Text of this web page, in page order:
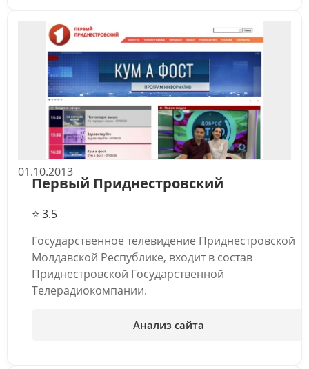
01.10.2013
Первый Приднестровский
⭐ 3.5
Государственное телевидение Приднестровской
Молдавской Республике, входит в состав
Приднестровской Государственной
Телерадиокомпании.
Анализ сайта